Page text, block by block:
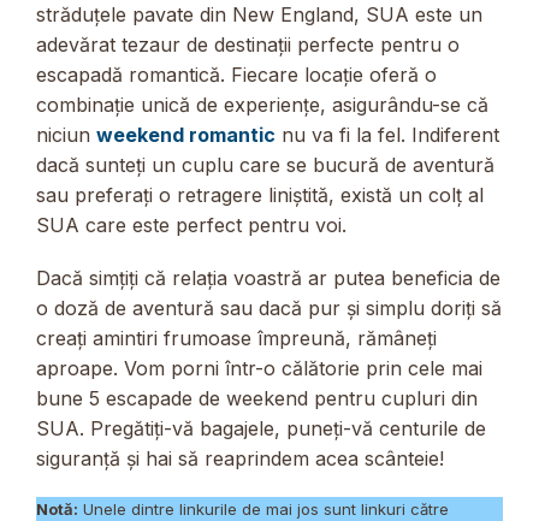
străduțele pavate din New England, SUA este un
adevărat tezaur de destinații perfecte pentru o
escapadă romantică. Fiecare locație oferă o
combinație unică de experiențe, asigurându-se că
niciun weekend romantic nu va fi la fel. Indiferent
dacă sunteți un cuplu care se bucură de aventură
sau preferați o retragere liniștită, există un colț al
SUA care este perfect pentru voi.
Dacă simțiți că relația voastră ar putea beneficia de
o doză de aventură sau dacă pur și simplu doriți să
creați amintiri frumoase împreună, rămâneți
aproape. Vom porni într-o călătorie prin cele mai
bune 5 escapade de weekend pentru cupluri din
SUA. Pregătiți-vă bagajele, puneți-vă centurile de
siguranță și hai să reaprindem acea scânteie!
Notă: Unele dintre linkurile de mai jos sunt linkuri către